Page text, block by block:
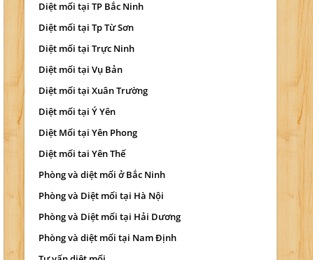
Diệt mối tại TP Bắc Ninh
Diệt mối tại Tp Từ Sơn
Diệt mối tại Trực Ninh
Diệt mối tại Vụ Bản
Diệt mối tại Xuân Trường
Diệt mối tại Ý Yên
Diệt Mối tại Yên Phong
Diệt mối tai Yên Thế
Phòng và diệt mối ở Bắc Ninh
Phòng và Diệt mối tại Hà Nội
Phòng và Diệt mối tại Hải Dương
Phòng và diệt mối tại Nam Định